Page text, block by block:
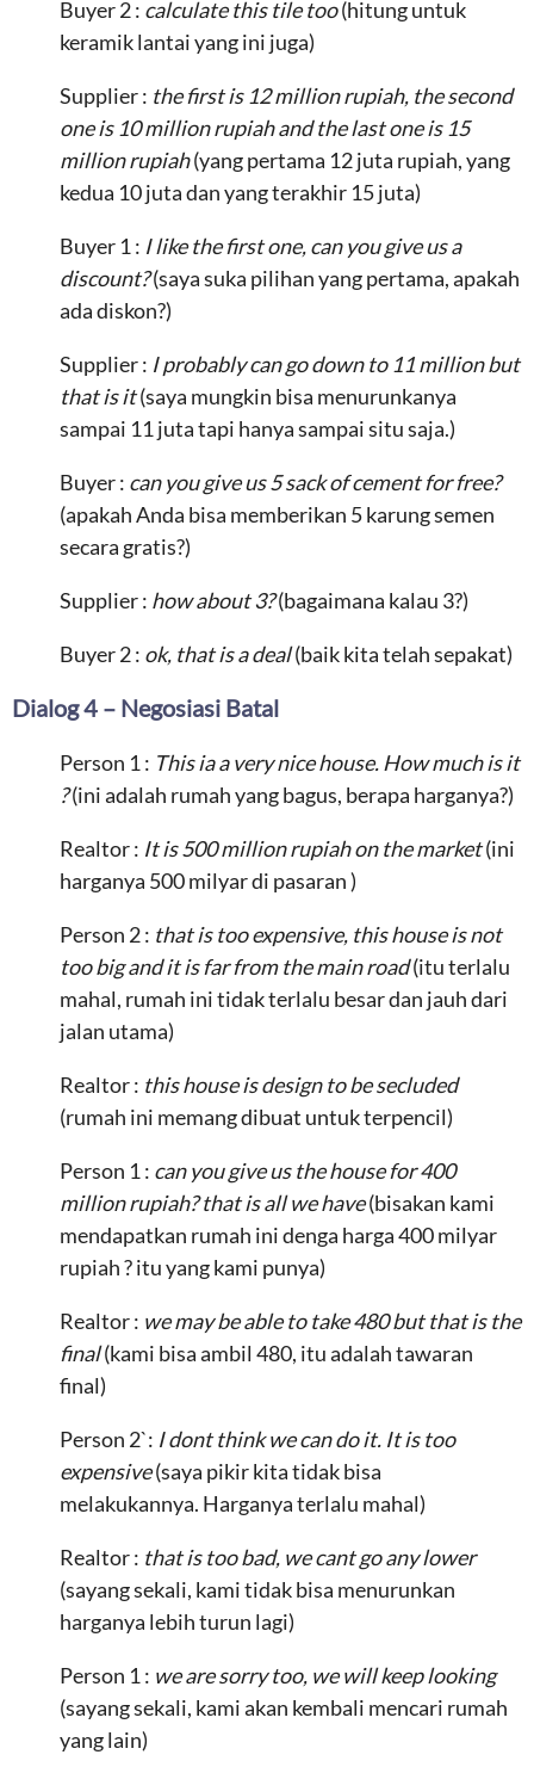
Buyer 2 : calculate this tile too(hitung untuk
keramik lantai yang ini juga)
Supplier : the first is 12 million rupiah, the second
one is 10 million rupiah and the last one is 15
million rupiah(yang pertama 12 juta rupiah, yang
kedua 10 juta dan yang terakhir 15 juta)
Buyer 1 : I like the first one, can you give us a
discount?(saya suka pilihan yang pertama, apakah
ada diskon?)
Supplier : I probably can go down to 11 million but
that is it(saya mungkin bisa menurunkanya
sampai 11 juta tapi hanya sampai situ saja.)
Buyer : can you give us 5 sack of cement for free?
(apakah Anda bisa memberikan 5 karung semen
secara gratis?)
Supplier : how about 3?(bagaimana kalau 3?)
Buyer 2 : ok, that is a deal(baik kita telah sepakat)
Dialog 4 – Negosiasi Batal
Person 1 : This ia a very nice house. How much is it
?(ini adalah rumah yang bagus, berapa harganya?)
Realtor : It is 500 million rupiah on the market(ini
harganya 500 milyar di pasaran )
Person 2 : that is too expensive, this house is not
too big and it is far from the main road(itu terlalu
mahal, rumah ini tidak terlalu besar dan jauh dari
jalan utama)
Realtor : this house is design to be secluded
(rumah ini memang dibuat untuk terpencil)
Person 1 : can you give us the house for 400
million rupiah? that is all we have(bisakan kami
mendapatkan rumah ini denga harga 400 milyar
rupiah ? itu yang kami punya)
Realtor : we may be able to take 480 but that is the
final(kami bisa ambil 480, itu adalah tawaran
final)
Person 2`: I dont think we can do it. It is too
expensive(saya pikir kita tidak bisa
melakukannya. Harganya terlalu mahal)
Realtor : that is too bad, we cant go any lower
(sayang sekali, kami tidak bisa menurunkan
harganya lebih turun lagi)
Person 1 : we are sorry too, we will keep looking
(sayang sekali, kami akan kembali mencari rumah
yang lain)